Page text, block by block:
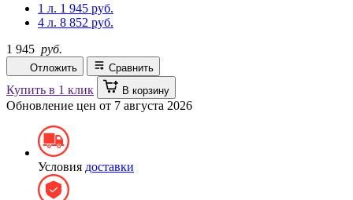
1 л. 1 945 руб.
4 л. 8 852 руб.
1 945 руб.
Отложить Сравнить
Купить в 1 клик В корзину
Обновление цен от 7 августа 2026
Условия доставки